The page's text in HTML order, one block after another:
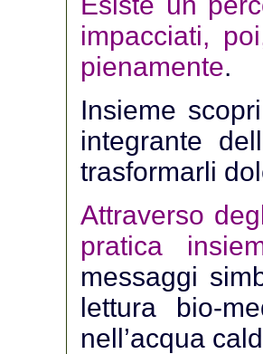
impacciati,
pienamente.
Insieme
integrante
trasformarli
Attraverso
pratica
messaggi
lettura bio-
nell’acqua